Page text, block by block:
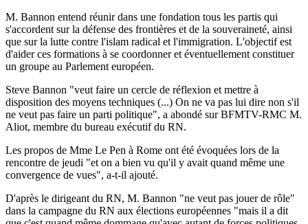
M. Bannon entend réunir dans une fondation tous les partis qui
s'accordent sur la défense des frontières et de la souveraineté, ainsi
que sur la lutte contre l'islam radical et l'immigration. L'objectif est
d'aider ces formations à se coordonner et éventuellement constituer
un groupe au Parlement européen.
Steve Bannon "veut faire un cercle de réflexion et mettre à
disposition des moyens techniques (...) On ne va pas lui dire non s'il
ne veut pas faire un parti politique", a abondé sur BFMTV-RMC M.
Aliot, membre du bureau exécutif du RN.
Les propos de Mme Le Pen à Rome ont été évoquées lors de la
rencontre de jeudi "et on a bien vu qu'il y avait quand même une
convergence de vues", a-t-il ajouté.
D'après le dirigeant du RN, M. Bannon "ne veut pas jouer de rôle"
dans la campagne du RN aux élections européennes "mais il a dit